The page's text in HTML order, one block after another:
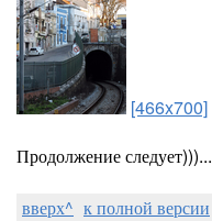
[466x700]
Продолжение следует)))...
вверх^ к полной версии